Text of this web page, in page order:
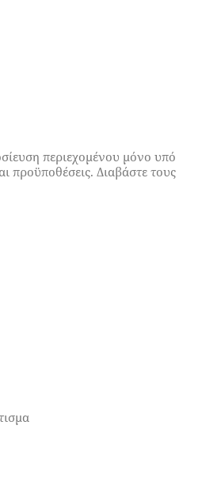
περιεχομένου μόνο υπό
προϋποθέσεις. Διαβάστε τους